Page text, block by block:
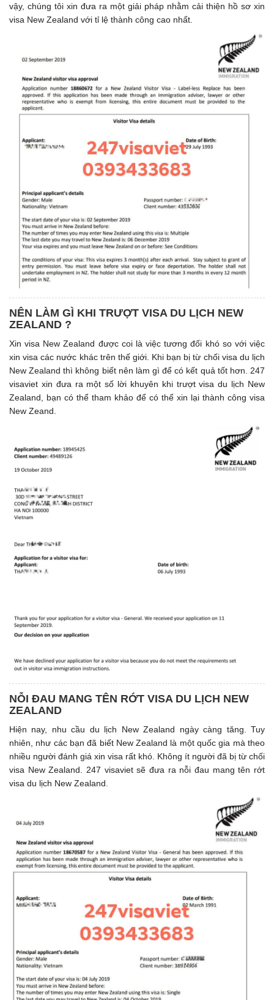
vậy, chúng tôi xin đưa ra một giải pháp nhằm cải thiện hồ sơ xin
visa New Zealand với tỉ lệ thành công cao nhất.
NÊN LÀM GÌ KHI TRƯỢT VISA DU LỊCH NEW
ZEALAND ?
Xin visa New Zealand được coi là việc tương đối khó so với việc
xin visa các nước khác trên thế giới. Khi bạn bị từ chối visa du lịch
New Zealand thì không biết nên làm gì để có kết quả tốt hơn. 247
visaviet xin đưa ra một số lời khuyên khi trượt visa du lịch New
Zealand, bạn có thể tham khảo để có thể xin lại thành công visa
New Zeand.
NỖI ĐAU MANG TÊN RỚT VISA DU LỊCH NEW
ZEALAND
Hiện nay, nhu cầu du lịch New Zealand ngày càng tăng. Tuy
nhiên, như các bạn đã biết New Zealand là một quốc gia mà theo
nhiều người đánh giá xin visa rất khó. Không ít người đã bị từ chối
visa New Zealand. 247 visaviet sẽ đưa ra nỗi đau mang tên rớt
visa du lịch New Zealand.